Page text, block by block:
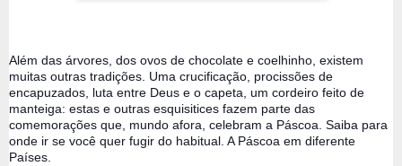
Além das árvores, dos ovos de chocolate e coelhinho, existem
muitas outras tradições. Uma crucificação, procissões de
encapuzados, luta entre Deus e o capeta, um cordeiro feito de
manteiga: estas e outras esquisitices fazem parte das
comemorações que, mundo afora, celebram a Páscoa. Saiba para
onde ir se você quer fugir do habitual. A Páscoa em diferente
Países.